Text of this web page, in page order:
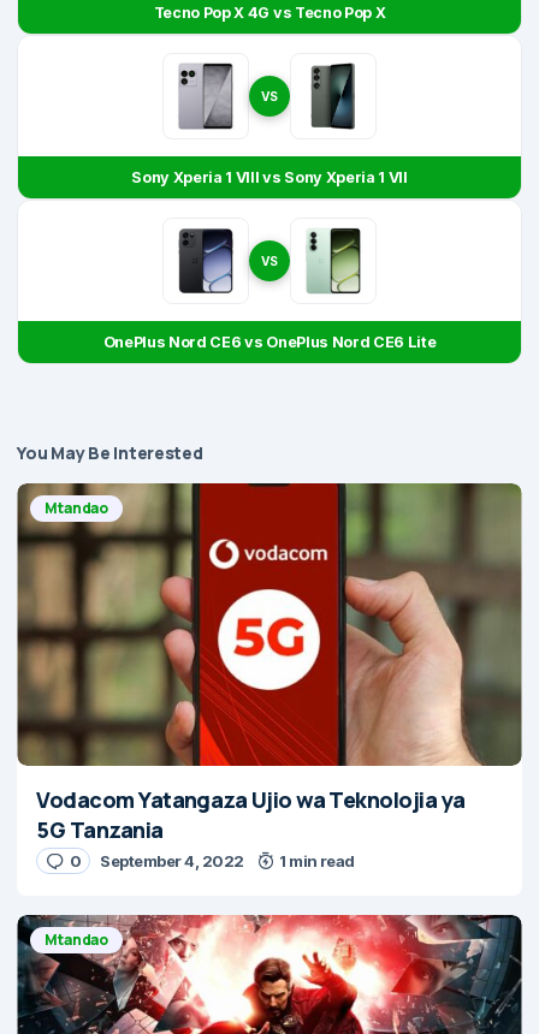
Tecno Pop X 4G vs Tecno Pop X
VS
Sony Xperia 1 VIII vs Sony Xperia 1 VII
VS
OnePlus Nord CE6 vs OnePlus Nord CE6 Lite
You May Be Interested
Mtandao
Vodacom Yatangaza Ujio wa Teknolojia ya
5G Tanzania
0 September 4, 2022 1 min read
Mtandao